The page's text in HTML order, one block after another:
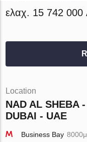
ελαχ. 15 742 000
Location
NAD AL SHEBA
DUBAI - UAE
Business Bay 8000μ